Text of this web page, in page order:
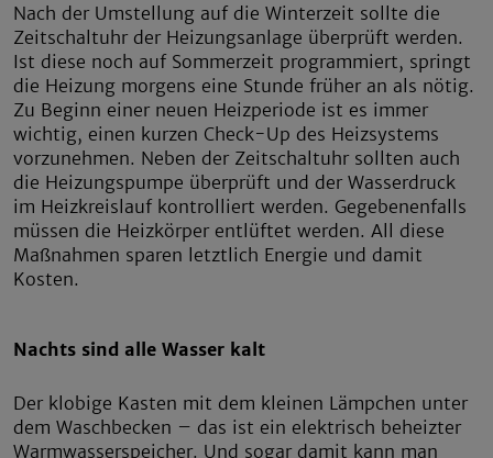
Nach der Umstellung auf die Winterzeit sollte die
Zeitschaltuhr der Heizungsanlage überprüft werden.
Ist diese noch auf Sommerzeit programmiert, springt
die Heizung morgens eine Stunde früher an als nötig.
Zu Beginn einer neuen Heizperiode ist es immer
wichtig, einen kurzen Check-Up des Heizsystems
vorzunehmen. Neben der Zeitschaltuhr sollten auch
die Heizungspumpe überprüft und der Wasserdruck
im Heizkreislauf kontrolliert werden. Gegebenenfalls
müssen die Heizkörper entlüftet werden. All diese
Maßnahmen sparen letztlich Energie und damit
Kosten.
Nachts sind alle Wasser kalt
Der klobige Kasten mit dem kleinen Lämpchen unter
dem Waschbecken – das ist ein elektrisch beheizter
Warmwasserspeicher. Und sogar damit kann man